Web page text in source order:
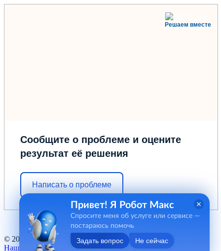
Решаем вместе
Сообщите о проблеме и оцените
результат её решения
Написать о проблеме
© 2012 - 2026 ГБУ "МФЦ" Курганской области
Наш баннер
Привет! Я Робот Макс
Спросите меня об услуге или сервисе —
постараюсь помочь
Задать вопрос Не сейчас